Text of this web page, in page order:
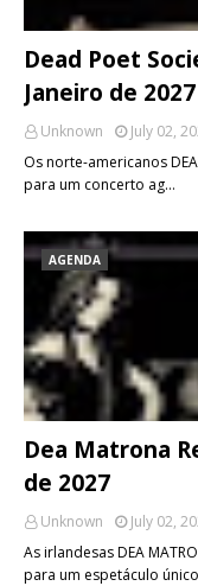
Dead Poet
Janeiro de 2027
Unknown
July 02,
Os norte-americanos
para um concerto ag…
AGENDA
Dea Matrona
de 2027
Unknown
July 02,
As irlandesas DEA
para um espetáculo